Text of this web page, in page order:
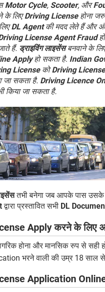
Motor Cycle, Scooter, और
के लिएDriving Licenseहोना
DL Agentकी मदद लेते हैं और
License Agent Fraud
हैं. ड्राइविंग लाइसेंसबनवाने के
Applyहो सकता है. Indian
LicenseकोDriving
जा सकता है. Driving Licence
किया जा सकता है.
तभी बनेगा जब आपके पास उसके
द्वारा प्रस्तावित सभी DL
Apply करने के लिए
होना और मानसिक रुप से सही
भरने वाली की उम्र 18 साल से
Application